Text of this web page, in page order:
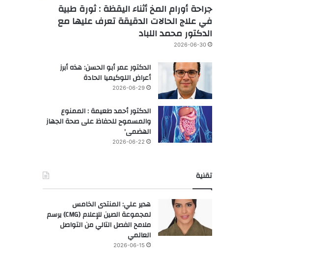
جراحة أورام المخ أثناء اليقظة : ثورة طبية
في علاج الحالات الدقيقة تعرف عليها مع
الدكتور محمد اللباد
2026-06-30
الدكتور عمر أبو الحسن: هذه أبرز
أعراض اللوكيميا الحادة
2026-06-29
الدكتور أحمد طعيمة : الممنوع
والمسموح للحفاظ على صحة الجهاز
الهضمى’
2026-06-22
تقنية
هدير علي: المنتدى الخامس
لمجموعة الصين للإعلام (CMG) يرسم
ملامح الفصل التالي من التواصل
العالمي
2026-06-15